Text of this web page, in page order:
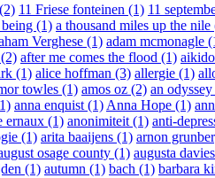
11 Friese fonteinen (1) 11
(1) a thousand miles up the nile
Verghese (1) adam mcmonagle
after me comes the flood (1)
(1) alice hoffman (3) allergie (1)
towles (1) amos oz (2) an
anna enquist (1) Anna Hope (1)
ernaux (1) anonimiteit (1) anti-
(1) arita baaijens (1) arnon
osage county (1) augusta
(1) autumn (1) bach (1) barbara